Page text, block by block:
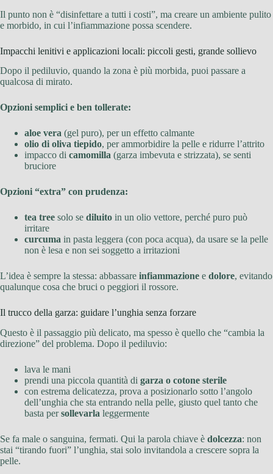
Il punto non è “disinfettare a tutti i costi”, ma creare un ambiente pulito
e morbido, in cui l’infiammazione possa scendere.
Impacchi lenitivi e applicazioni locali: piccoli gesti, grande sollievo
Dopo il pediluvio, quando la zona è più morbida, puoi passare a
qualcosa di mirato.
Opzioni semplici e ben tollerate:
aloe vera (gel puro), per un effetto calmante
olio di oliva tiepido, per ammorbidire la pelle e ridurre l’attrito
impacco di camomilla (garza imbevuta e strizzata), se senti
bruciore
Opzioni “extra” con prudenza:
tea tree solo se diluito in un olio vettore, perché puro può
irritare
curcuma in pasta leggera (con poca acqua), da usare se la pelle
non è lesa e non sei soggetto a irritazioni
L’idea è sempre la stessa: abbassare infiammazione e dolore, evitando
qualunque cosa che bruci o peggiori il rossore.
Il trucco della garza: guidare l’unghia senza forzare
Questo è il passaggio più delicato, ma spesso è quello che “cambia la
direzione” del problema. Dopo il pediluvio:
lava le mani
prendi una piccola quantità di garza o cotone sterile
con estrema delicatezza, prova a posizionarlo sotto l’angolo
dell’unghia che sta entrando nella pelle, giusto quel tanto che
basta persollevarla leggermente
Se fa male o sanguina, fermati. Qui la parola chiave è dolcezza: non
stai “tirando fuori” l’unghia, stai solo invitandola a crescere sopra la
pelle.